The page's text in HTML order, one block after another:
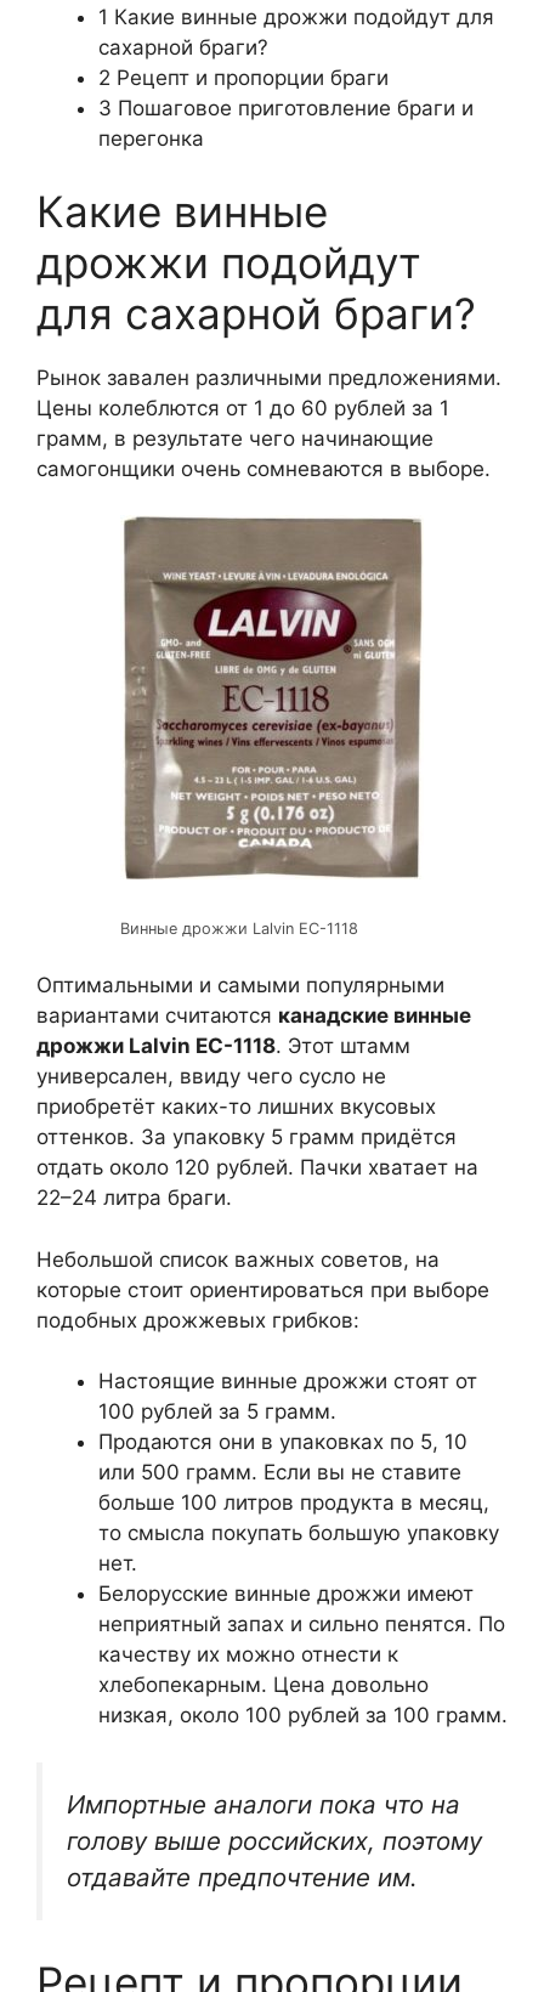
1 Какие винные дрожжи подойдут для
сахарной браги?
2 Рецепт и пропорции браги
3 Пошаговое приготовление браги и
перегонка
Какие винные
дрожжи подойдут
для сахарной браги?
Рынок завален различными предложениями.
Цены колеблются от 1 до 60 рублей за 1
грамм, в результате чего начинающие
самогонщики очень сомневаются в выборе.
Винные дрожжи Lalvin EC-1118
Оптимальными и самыми популярными
вариантами считаются канадские винные
дрожжи Lalvin EC-1118. Этот штамм
универсален, ввиду чего сусло не
приобретёт каких-то лишних вкусовых
оттенков. За упаковку 5 грамм придётся
отдать около 120 рублей. Пачки хватает на
22–24 литра браги.
Небольшой список важных советов, на
которые стоит ориентироваться при выборе
подобных дрожжевых грибков:
Настоящие винные дрожжи стоят от
100 рублей за 5 грамм.
Продаются они в упаковках по 5, 10
или 500 грамм. Если вы не ставите
больше 100 литров продукта в месяц,
то смысла покупать большую упаковку
нет.
Белорусские винные дрожжи имеют
неприятный запах и сильно пенятся. По
качеству их можно отнести к
хлебопекарным. Цена довольно
низкая, около 100 рублей за 100 грамм.
Импортные аналоги пока что на
голову выше российских, поэтому
отдавайте предпочтение им.